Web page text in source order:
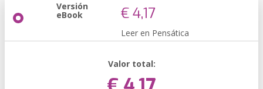
Versión
eBook € 4,17
Leer en Pensática
Valor total: